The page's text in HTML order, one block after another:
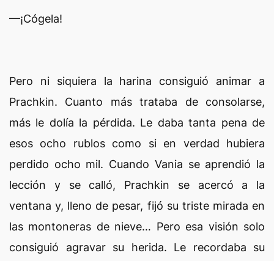
—¡Cógela!
Pero ni siquiera la harina consiguió animar a
Prachkin. Cuanto más trataba de consolarse,
más le dolía la pérdida. Le daba tanta pena de
esos ocho rublos como si en verdad hubiera
perdido ocho mil. Cuando Vania se aprendió la
lección y se calló, Prachkin se acercó a la
ventana y, lleno de pesar, fijó su triste mirada en
las montoneras de nieve… Pero esa visión solo
consiguió agravar su herida. Le recordaba su